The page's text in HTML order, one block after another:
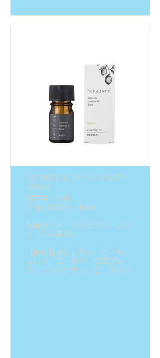
hanatomi エッセンシャルオイ
ルkayo
内容量：3ml
定価1,600円（税抜）
初夏をイメージしたグリーンシ
トラスな香り。
【配合精油】レモン、ヒノキ、
エレミ、ユーカリ・グロブル
ス、ラヴィンサラ、ローズマリ
ー